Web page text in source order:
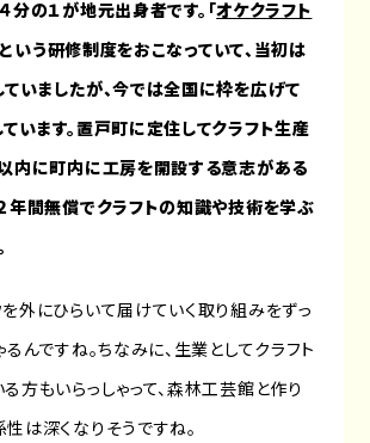
分の１が地元出身者です。 「オケクラフト
という研修制度をおこなっていて、当初は
いましたが、今では全国に枠を広げて
います。置戸町に定住してクラフト生産
以内に町内に工房を開設する意志がある
年間無償でクラフトの知識や技術を学ぶ
外にひらいて届けていく取り組みをずっ
るんですね。ちなみに、生業としてクラフト
方もいらっしゃって、森林工芸館と作り
は深くなりそうですね。